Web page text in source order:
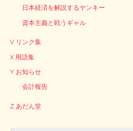
日本経済を解説するヤンキー
資本主義と戦うギャル
V リンク集
X 用語集
Y お知らせ
会計報告
Z あだん堂